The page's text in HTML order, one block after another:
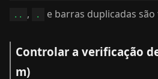
.. , . e barras duplicadas
Controlar a verificação
m)